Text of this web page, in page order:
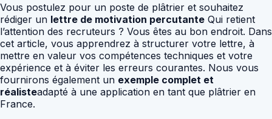
Vous postulez pour un poste de plâtrier et souhaitez
rédiger un lettre de motivation percutante Qui retient
l’attention des recruteurs ? Vous êtes au bon endroit. Dans
cet article, vous apprendrez à structurer votre lettre, à
mettre en valeur vos compétences techniques et votre
expérience et à éviter les erreurs courantes. Nous vous
fournirons également un exemple complet et
réalisteadapté à une application en tant que plâtrier en
France.